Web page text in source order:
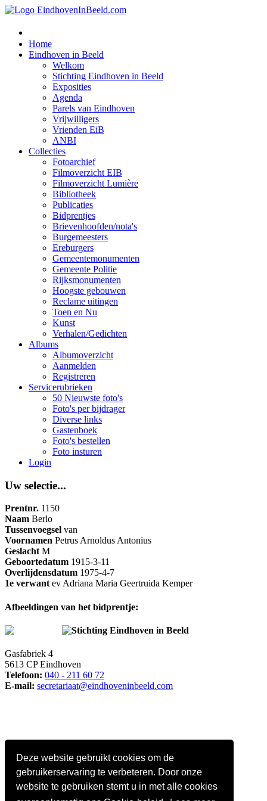
Deze website gebruikt cookies om de
gebruikerservaring te verbeteren. Door onze
website te gebruiken stemt u in met alle cookies
Home
Eindhoven in Beeld
Welkom
Stichting Eindhoven in Beeld
Exposities
Agenda
Parels van Eindhoven
Vrijwilligers
Vrienden EiB
ANBI
Collecties
Fotoarchief
Filmoverzicht EIB
Filmoverzicht Lumière
Bibliotheek
Publicaties
Bidprentjes
Brievenhoofden/nota's
Burgemeesters
Ereburgers
Gemeentemonumenten
Gemeente Politie
Rijksmonumenten
Hoogste gebouwen
Reclame uitingen
Toen en Nu
Kunst
Verhalen/Gedichten
Albums
Albumoverzicht
Aanmelden
Registreren
Servicerubrieken
50 Nieuwste foto's
Foto's per bijdrager
Diverse links
Gastenboek
Foto's bestellen
Foto insturen
Login
Uw selectie...
Prentnr. 1150
Naam Berlo
Tussenvoegsel van
Voornamen Petrus Arnoldus Antonius
GeslachtM
Geboortedatum 1915-3-11
Overlijdensdatum 1975-4-7
1e verwantev Adriana Maria Geertruida Kemper
Afbeeldingen van het bidprentje:
Stichting Eindhoven in Beeld
Gasfabriek 4
5613 CP Eindhoven
Telefoon: 040 - 211 60 72
E-mail: secretariaat@eindhoveninbeeld.com